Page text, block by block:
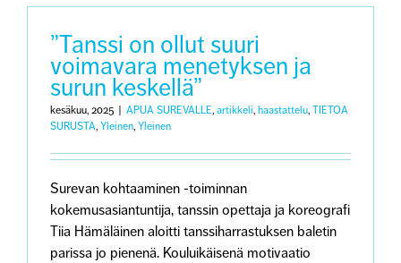
”Tanssi on ollut suuri
voimavara menetyksen ja
surun keskellä”
kesäkuu, 2025 APUA SUREVALLE, artikkeli, haastattelu, TIETOA
SURUSTA, Yleinen, Yleinen
Surevan kohtaaminen -toiminnan
kokemusasiantuntija, tanssin opettaja ja koreografi
Tiia Hämäläinen aloitti tanssiharrastuksen baletin
parissa jo pienenä. Kouluikäisenä motivaatio